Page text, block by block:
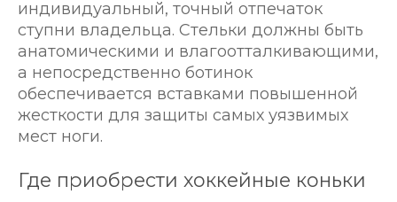
индивидуальный, точный отпечаток
ступни владельца. Стельки должны быть
анатомическими и влагоотталкивающими,
а непосредственно ботинок
обеспечивается вставками повышенной
жесткости для защиты самых уязвимых
мест ноги.
Где приобрести хоккейные коньки